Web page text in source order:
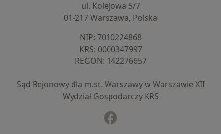
ul. Kolejowa 5/7
01-217 Warszawa, Polska
NIP: ⁠7010224868
KRS: ⁠0000347997
REGON: ⁠142276657
Sąd Rejonowy dla m.st. Warszawy w Warszawie XII
Wydział Gospodarczy KRS